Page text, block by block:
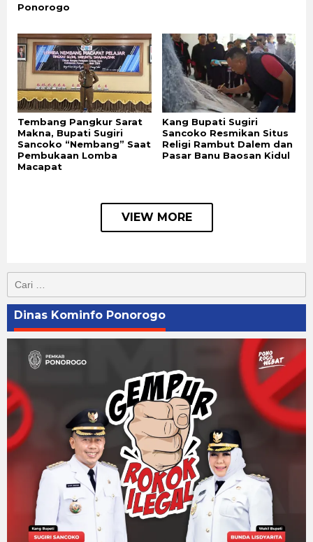
Ponorogo
Tembang Pangkur Sarat
Makna, Bupati Sugiri
Sancoko “Nembang” Saat
Pembukaan Lomba
Macapat
Kang Bupati Sugiri
Sancoko Resmikan Situs
Religi Rambut Dalem dan
Pasar Banu Baosan Kidul
VIEW MORE
untuk:
Dinas Kominfo Ponorogo